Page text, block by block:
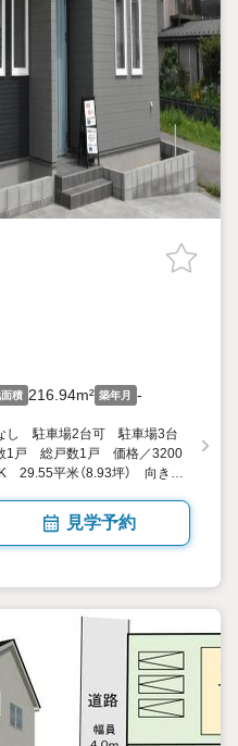
積 216.94m² 築年月 -
なし 駐車場2台可 駐車場3台
戸 総戸数1戸 価格／3200
平米（8.93坪） 向き／
見学予約